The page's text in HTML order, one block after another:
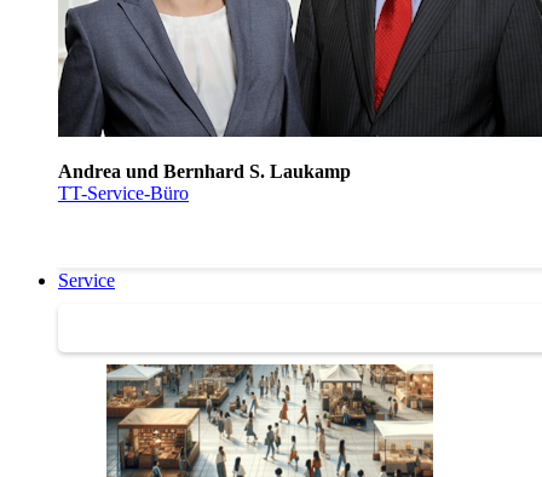
Andrea und Bernhard S. Laukamp
TT-Service-Büro
Service